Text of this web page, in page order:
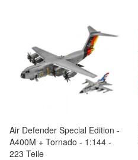
Air Defender Special Edition -
A400M + Tornado - 1:144 -
223 Teile